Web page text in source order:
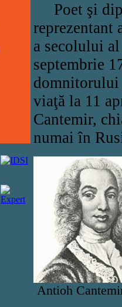
Poet şi
reprezentant
a secolului
septembrie
viaţă la 11
Cantemir,
numai în
Antioh